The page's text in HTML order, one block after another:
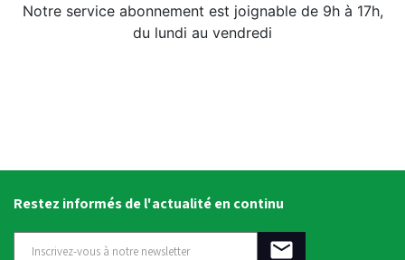
Notre service abonnement est joignable de 9h à 17h,
du lundi au vendredi
Restez informés de l'actualité en continu